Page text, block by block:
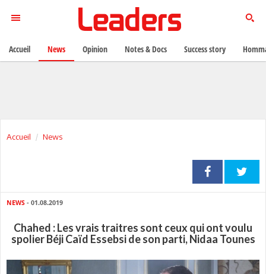
Accueil News
NEWS - 01.08.2019
Chahed : Les vrais traitres sont ceux qui ont voulu
spolier Béji Caïd Essebsi de son parti, Nidaa Tounes
Accueil News Opinion Notes & Docs Success story